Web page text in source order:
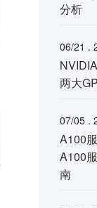
分析
06/21 .
两大
07/05 .
A100
A100
南